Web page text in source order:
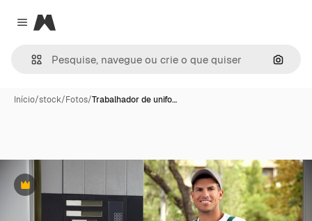
Close menu
Magnific
Início/stock/Fotos/Trabalhador de unifo…
Premium